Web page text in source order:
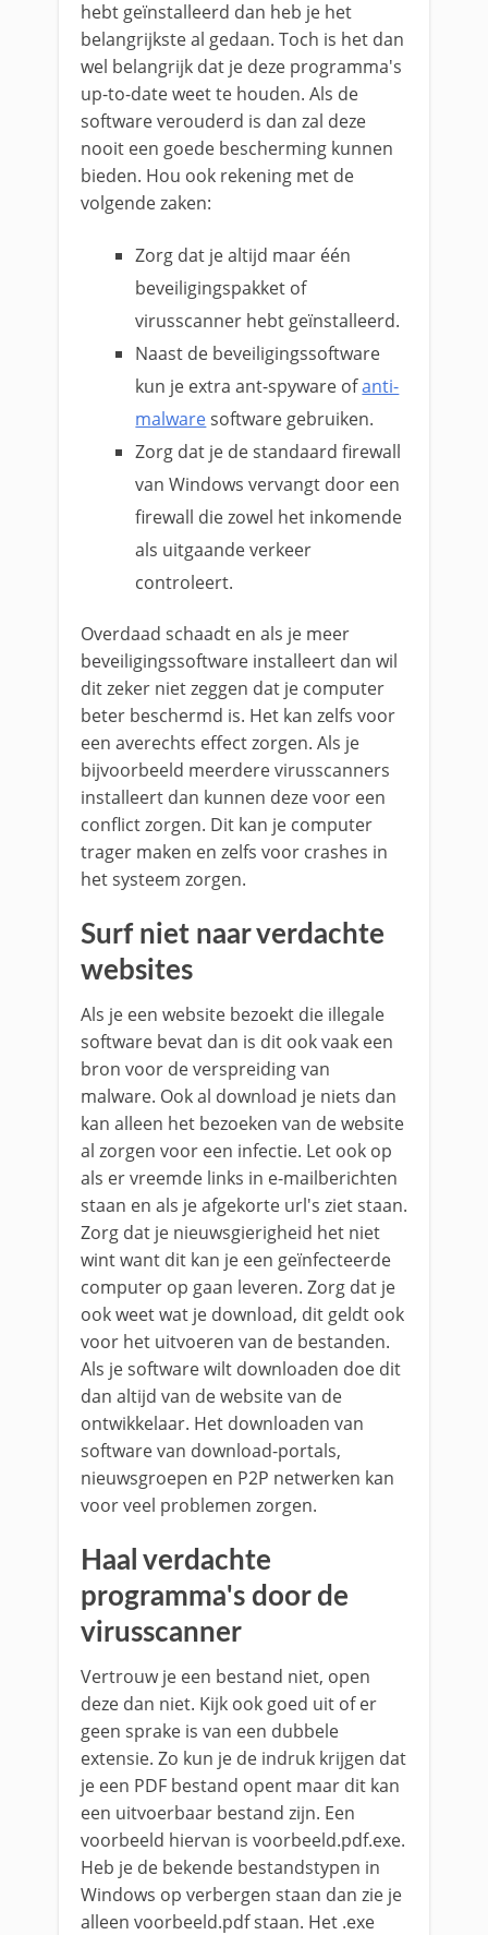
hebt geïnstalleerd dan heb je het
belangrijkste al gedaan. Toch is het dan
wel belangrijk dat je deze programma's
up-to-date weet te houden. Als de
software verouderd is dan zal deze
nooit een goede bescherming kunnen
bieden. Hou ook rekening met de
volgende zaken:
Zorg dat je altijd maar één
beveiligingspakket of
virusscanner hebt geïnstalleerd.
Naast de beveiligingssoftware
kun je extra ant-spyware ofanti-
malwaresoftware gebruiken.
Zorg dat je de standaard firewall
van Windows vervangt door een
firewall die zowel het inkomende
als uitgaande verkeer
controleert.
Overdaad schaadt en als je meer
beveiligingssoftware installeert dan wil
dit zeker niet zeggen dat je computer
beter beschermd is. Het kan zelfs voor
een averechts effect zorgen. Als je
bijvoorbeeld meerdere virusscanners
installeert dan kunnen deze voor een
conflict zorgen. Dit kan je computer
trager maken en zelfs voor crashes in
het systeem zorgen.
Surf niet naar verdachte
websites
Als je een website bezoekt die illegale
software bevat dan is dit ook vaak een
bron voor de verspreiding van
malware. Ook al download je niets dan
kan alleen het bezoeken van de website
al zorgen voor een infectie. Let ook op
als er vreemde links in e-mailberichten
staan en als je afgekorte url's ziet staan.
Zorg dat je nieuwsgierigheid het niet
wint want dit kan je een geïnfecteerde
computer op gaan leveren. Zorg dat je
ook weet wat je download, dit geldt ook
voor het uitvoeren van de bestanden.
Als je software wilt downloaden doe dit
dan altijd van de website van de
ontwikkelaar. Het downloaden van
software van download-portals,
nieuwsgroepen en P2P netwerken kan
voor veel problemen zorgen.
Haal verdachte
programma's door de
virusscanner
Vertrouw je een bestand niet, open
deze dan niet. Kijk ook goed uit of er
geen sprake is van een dubbele
extensie. Zo kun je de indruk krijgen dat
je een PDF bestand opent maar dit kan
een uitvoerbaar bestand zijn. Een
voorbeeld hiervan is voorbeeld.pdf.exe.
Heb je de bekende bestandstypen in
Windows op verbergen staan dan zie je
alleen voorbeeld.pdf staan. Het .exe